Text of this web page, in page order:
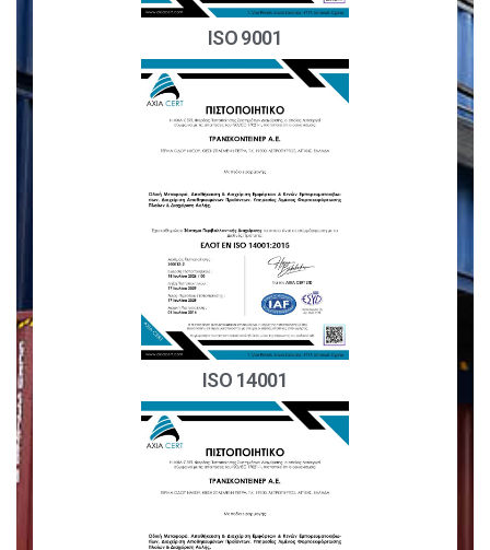
ISO 9001
ISO 14001